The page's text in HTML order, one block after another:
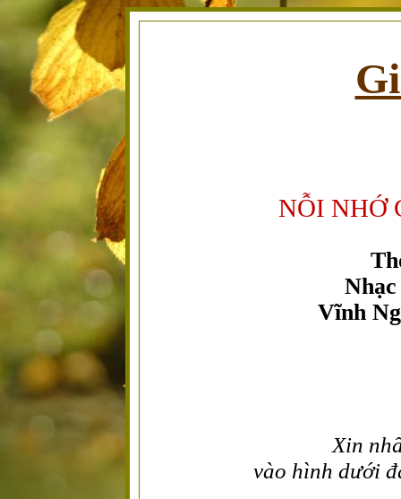
NỖI NHỚ
Vĩnh
Xin
vào hình dưới